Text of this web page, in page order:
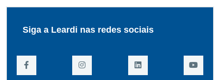
Siga a Leardi nas redes sociais